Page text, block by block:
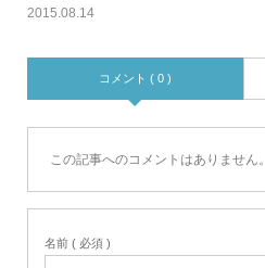
2015.08.14
コメント ( 0 )
この記事へのコメントはありません。
名前 ( 必須 )